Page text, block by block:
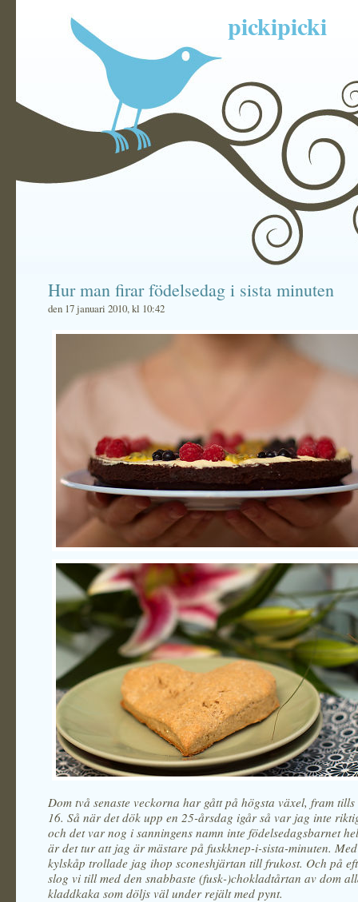
pickipicki
Hur man firar födelsedag i sista minuten
den 17 januari 2010, kl 10:42
Dom två senaste veckorna har gått på högsta växel, fram
16. Så när det dök upp en 25-årsdag igår så var jag inte
och det var nog i sanningens namn inte födelsedagsbarnet
är det tur att jag är mästare på fuskknep-i-sista-minuten.
kylskåp trollade jag ihop sconeshjärtan till frukost. Och på
slog vi till med den snabbaste (fusk-)chokladtårtan av dom
kladdkaka som döljs väl under rejält med pynt.